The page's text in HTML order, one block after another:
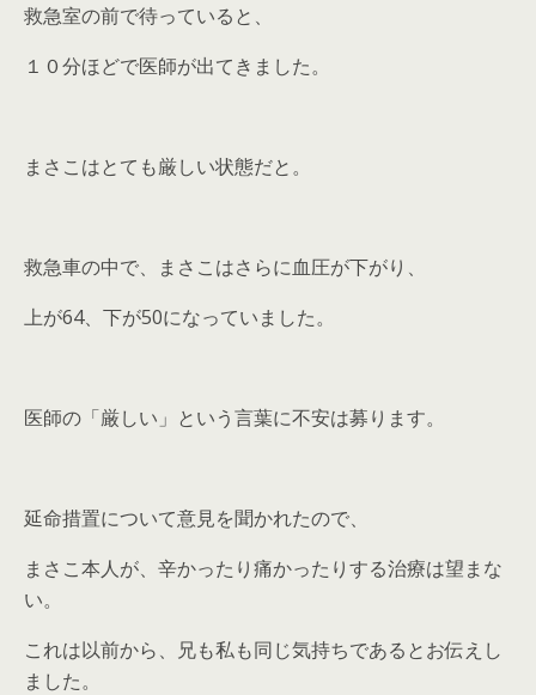
救急室の前で待っていると、
１０分ほどで医師が出てきました。
まさこはとても厳しい状態だと。
救急車の中で、まさこはさらに血圧が下がり、
上が64、下が50になっていました。
医師の「厳しい」という言葉に不安は募ります。
延命措置について意見を聞かれたので、
まさこ本人が、辛かったり痛かったりする治療は望まな
い。
これは以前から、兄も私も同じ気持ちであるとお伝えし
ました。